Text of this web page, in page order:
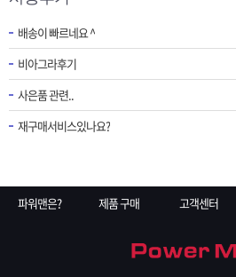
배송이 빠르네요 ^
비아그라후기
사은품 관련..
재구매서비스있나요?
파워맨은? 제품 구매 고객센터